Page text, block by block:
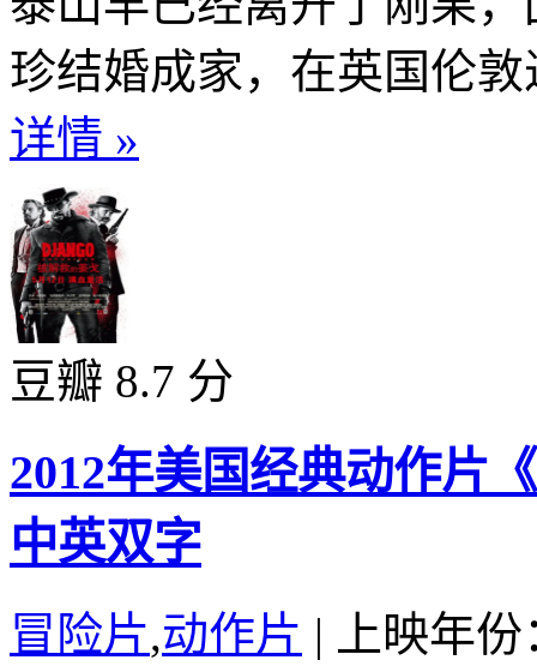
珍结婚成家，在英国伦
详情 »
豆瓣 8.7 分
2012年美国经典动作片
中英双字
冒险片,动作片 |
上映年